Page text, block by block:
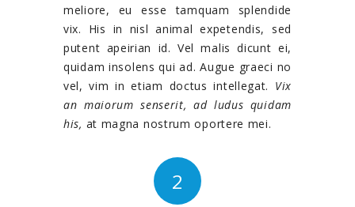
meliore, eu esse tamquam splendide
vix. His in nisl animal expetendis, sed
putent apeirian id. Vel malis dicunt ei,
quidam insolens qui ad. Augue graeci no
vel, vim in etiam doctus intellegat. Vix
an maiorum senserit, ad ludus quidam
his, at magna nostrum oportere mei.
2